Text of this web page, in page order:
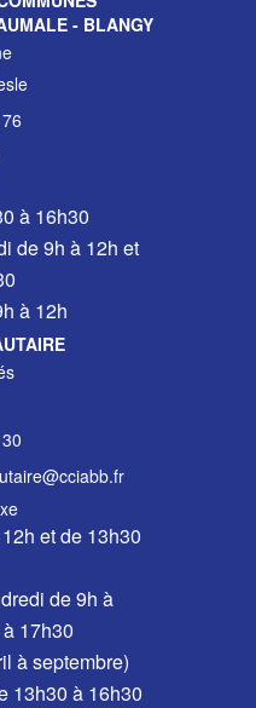
- BLANGY
à 16h30
de 9h à 12h et
à 12h
et de 13h30
de 9h à
17h30
à septembre)
13h30 à 16h30